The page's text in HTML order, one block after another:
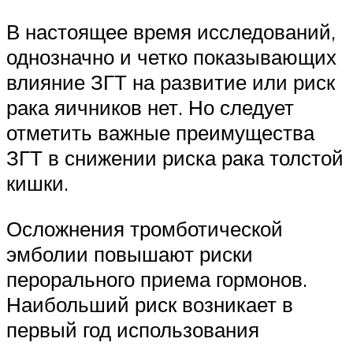
В настоящее время исследований,
однозначно и четко показывающих
влияние ЗГТ на развитие или риск
рака яичников нет. Но следует
отметить важные преимущества
ЗГТ в снижении риска рака толстой
кишки.
Осложнения тромботической
эмболии повышают риски
перорального приема гормонов.
Наибольший риск возникает в
первый год использования